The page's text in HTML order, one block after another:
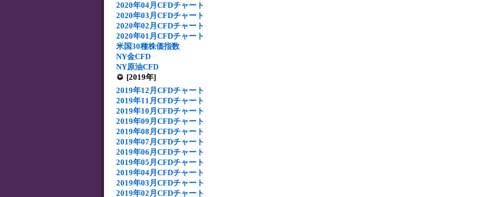
2020年04月CFDチャート
2020年03月CFDチャート
2020年02月CFDチャート
2020年01月CFDチャート
米国30種株価指数
NY金CFD
NY原油CFD
[2019年]
2019年12月CFDチャート
2019年11月CFDチャート
2019年10月CFDチャート
2019年09月CFDチャート
2019年08月CFDチャート
2019年07月CFDチャート
2019年06月CFDチャート
2019年05月CFDチャート
2019年04月CFDチャート
2019年03月CFDチャート
2019年02月CFDチャート